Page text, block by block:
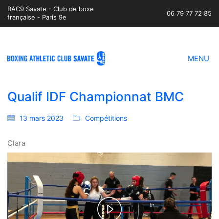
BAC9 Savate - Club de boxe
française - Paris 9e
06 79 77 72 85
MENU
Qualif IDF Championnat BMC
13 mars 2023 Compétitions
Clara